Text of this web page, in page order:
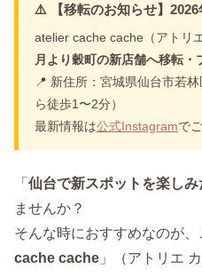
⚠️ 【移転のお知らせ】2026
atelier cache cache（アトリ
月より穀町の新店舗へ移転・
📍 新住所：宮城県仙台市若
ら徒歩1〜2分）
最新情報は公式Instagramで
「 仙台で新スポットを楽しみ
ませんか？
そんな時におすすめなのが、
cache cache 」（アトリエ